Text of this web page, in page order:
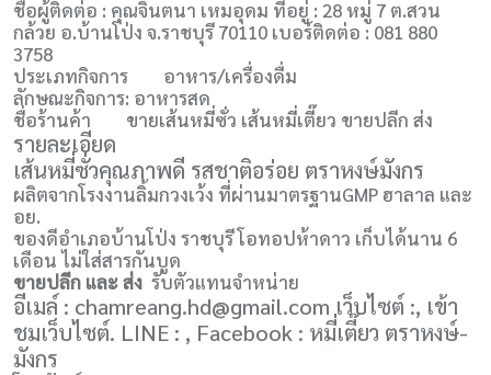
ชื่อผู้ติดต่อ : คุณจินตนา เหมอุดม ที่อยู่ : 28 หมู่ 7 ต.สวน
กล้วย อ.บ้านโป่ง จ.ราชบุรี 70110 เบอร์ติดต่อ : 081 880
3758
ประเภทกิจการ
อาหาร/เครื่องดื่ม
ลักษณะกิจการ: อาหารสด
ชื่อร้านค้า
ขายเส้นหมี่ซั่ว เส้นหมี่เตี๊ยว ขายปลีก ส่ง
รายละเอียด
เส้นหมี่ซั่วคุณภาพดี รสชาติอร่อย ตราหงษ์มังกร
ผลิตจากโรงงานลิ้มกวงเว้ง ที่ผ่านมาตรฐานGMP ฮาลาล และ
อย.
ของดีอำเภอบ้านโป่ง ราชบุรี โอทอปห้าดาว เก็บได้นาน 6
เดือน ไม่ใส่สารกันบูด
ขายปลีก และ ส่ง รับตัวแทนจำหน่าย
อีเมล์ : chamreang.hd@gmail.com เว็บไซต์ :, เข้า
ชมเว็บไซต์. LINE : , Facebook : หมี่เตี๊ยว ตราหงษ์-
มังกร